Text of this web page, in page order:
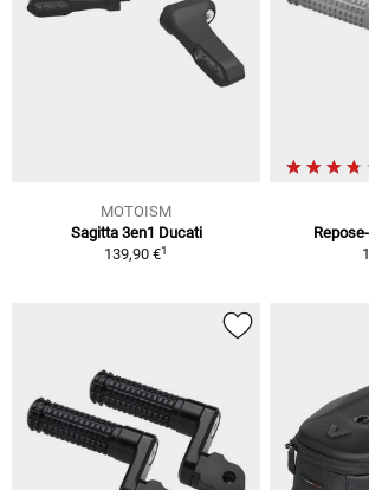
MOTOISM
Sagitta 3en1 Ducati
139,90 €1